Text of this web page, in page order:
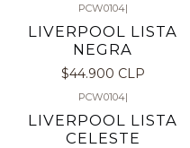
PCW0104|
LIVERPOOL LISTA
NEGRA
$44.900 CLP
PCW0104|
LIVERPOOL LISTA
CELESTE